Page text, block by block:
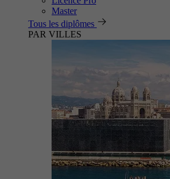
Master
Tous les diplômes
PAR VILLES